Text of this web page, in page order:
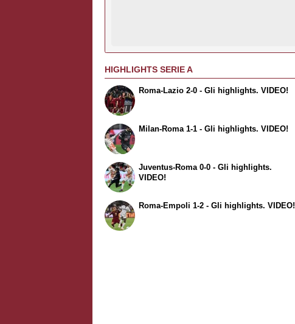
HIGHLIGHTS SERIE A
Roma-Lazio 2-0 - Gli highlights. VIDEO!
Milan-Roma 1-1 - Gli highlights. VIDEO!
Juventus-Roma 0-0 - Gli highlights.
VIDEO!
Roma-Empoli 1-2 - Gli highlights. VIDEO!